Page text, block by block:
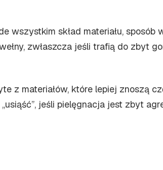
wszystkim skład materiału, sposób
zwłaszcza jeśli trafią do zbyt
z materiałów, które lepiej znoszą
jeśli pielęgnacja jest zbyt